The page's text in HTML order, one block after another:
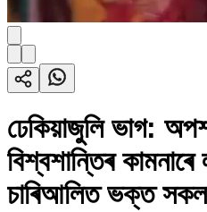
ঢেকিয়াজুলি ভাগ:
বিশ্বশান্তিৰ
চাৰিআলিত ভক্ত